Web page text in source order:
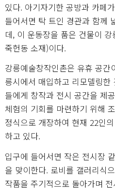
있다. 아기자기한 공방과 카페
들어서면 탁 트인 경관과 함께
데, 이 운동장을 품은 건물이
죽헌동 소재)이다.
강릉예술창작인촌은 유휴 공간
릉시에서 매입하고 리모델링한
들에게 창작과 전시 공간을 제
체험의 기회를 마련하기 위해
정식으로 개장하여 현재 22인
하고 있다.
입구에 들어서면 작은 전시장
을 맞이한다. 로비를 갤러리식
작품을 주기적으로 돌아가며 전